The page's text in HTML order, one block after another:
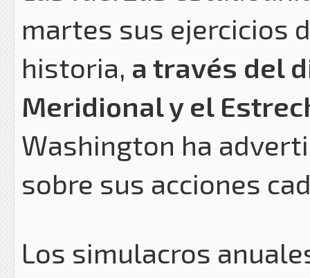
martes sus ejercicios
historia, a través del
Meridional y el
Washington ha
sobre sus acciones
Los simulacros